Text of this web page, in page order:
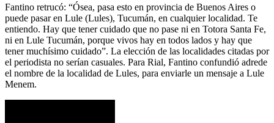
Fantino retrucó: “Ósea, pasa esto en provincia de Buenos Aires o
puede pasar en Lule (Lules), Tucumán, en cualquier localidad. Te
entiendo. Hay que tener cuidado que no pase ni en Totora Santa Fe,
ni en Lule Tucumán, porque vivos hay en todos lados y hay que
tener muchísimo cuidado”. La elección de las localidades citadas por
el periodista no serían casuales. Para Rial, Fantino confundió adrede
el nombre de la localidad de Lules, para enviarle un mensaje a Lule
Menem.